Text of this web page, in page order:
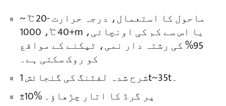
منصوبے
ہمارے بارے میں
ہم سے رابطہ کریں
ماحول کا استعمال، درجہ حرارت -20 ℃ ~
+40 ℃، 1000m یا اس سے کم کی اونچائی،
95% کی رشتہ دار نمی، ٹپکنے کے مواقع
کو روک سکتی ہے۔
شرح شدہ لفٹنگ کی گنجائش 1t~35t۔
±10% پر گرڈ کا اتار چڑھاؤ۔